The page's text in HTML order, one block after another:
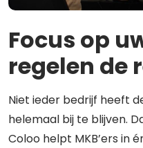
Focus op
regelen de
Niet ieder bedrijf heeft
helemaal bij te blijven.
Coloo helpt MKB’ers in